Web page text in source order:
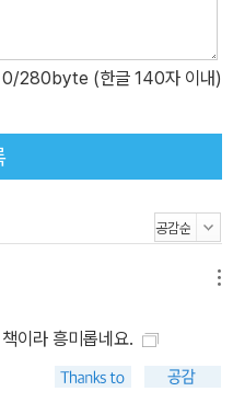
게 읽을 수 있는 재미있는 이
을 과잉 착취당하며 체육 시
에게 주인공의 활달한 권법
심사평 중에서」 김지은(어린
마음가짐, 이것이 오방구결의
권법의 달인 오방도사를 만
의 과정을 유쾌하게 그린 이
러 본다. 그리고 그곳에서 맨손
0/280byte (한글 140자 이내)
이라 흥미롭네요.